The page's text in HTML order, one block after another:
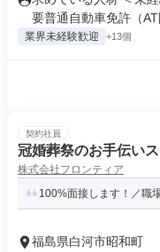
要普通自動車免許（AT
業界未経験歓迎 +13個
契約社員
冠婚葬祭のお手伝い
株式会社フロンティア
100%面接します！／職
福島県白河市昭和町